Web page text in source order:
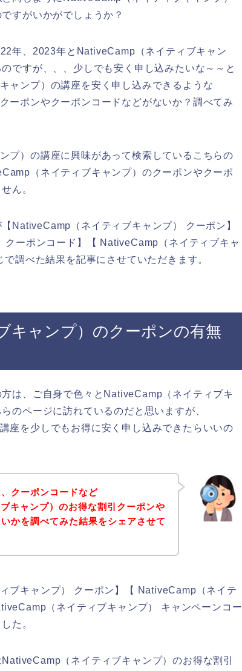
すがいかがでしょうか？
年、2023年とNativeCamp（ネイティブキャン
ですが、、、少しでも安く申し込みたいな～～と
ャンプ）の講座を安く申し込みできるような
ーポンやクーポンコードなどがないか？調べてみ
プ）の講座に興味があって検索しているこちらの
（ネイティブキャンプ）のクーポンやクーポ
ん。
NativeCamp（ネイティブキャンプ） クーポン】
クーポンコード】【 NativeCamp（ネイティブキャ
調べた結果を記事にさせていただきます。
キャンプ）のクーポンの有無
は、ご自身で色々とNativeCamp（ネイティブキ
のページに訪れているのだと思いますが、
座を少しでもお得に安く申し込みできたらいいの
クーポンコードなど
キャンプ）のお得な割引クーポンや
かを調べてみた結果をシェアさせて
ブキャンプ） クーポン】【 NativeCamp（ネイテ
（ネイティブキャンプ） キャンペーンコー
た。
（ネイティブキャンプ）のお得な割引